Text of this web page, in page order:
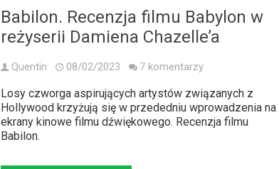
Babilon. Recenzja filmu Babylon w
reżyserii Damiena Chazelle’a
Quentin 08/02/2023 7 komentarzy
Losy czworga aspirujących artystów związanych z
Hollywood krzyżują się w przededniu wprowadzenia na
ekrany kinowe filmu dźwiękowego. Recenzja filmu
Babilon.